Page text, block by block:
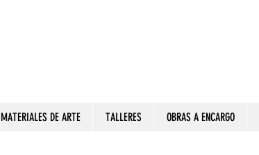
MATERIALES DE ARTE TALLERES OBRAS A ENCARGO